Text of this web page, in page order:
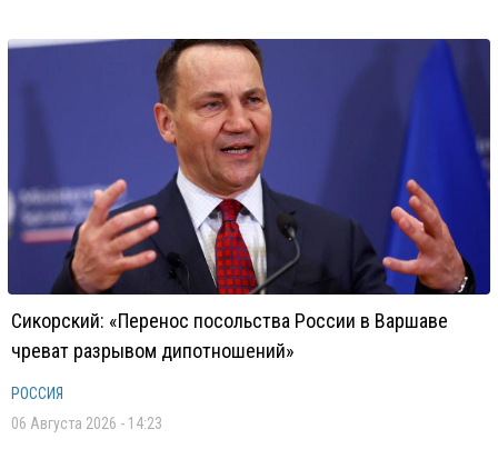
Сикорский: «Перенос посольства России в Варшаве
чреват разрывом дипотношений»
РОССИЯ
06 Августа 2026 - 14:23